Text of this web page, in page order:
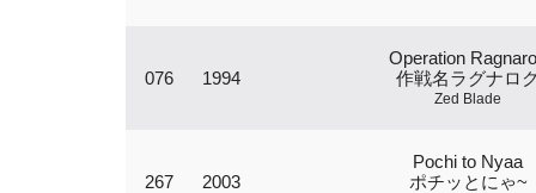
076 1994
Operation
作戦名ラグナロ
Zed Blade
267 2003
Pochi to Nyaa
ポチッとにゃ~